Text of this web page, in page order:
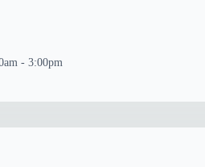
- 3:00pm